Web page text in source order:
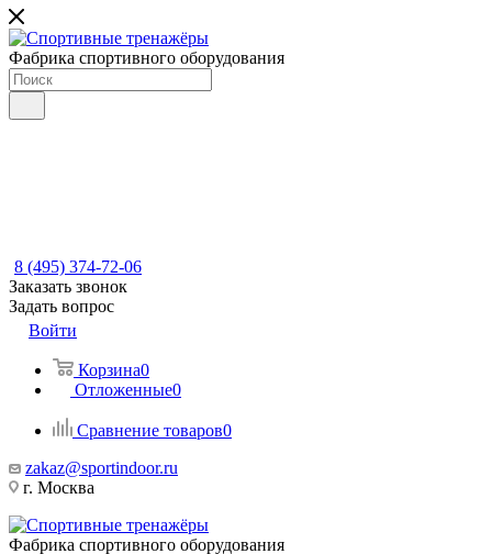
Фабрика спортивного оборудования
8 (495) 374-72-06
Заказать звонок
Задать вопрос
Войти
Корзина0
Отложенные0
Сравнение товаров0
zakaz@sportindoor.ru
г. Москва
Фабрика спортивного оборудования